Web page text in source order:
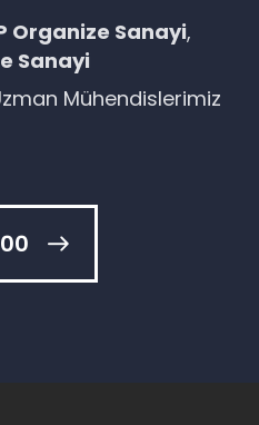
Organize Sanayi,
Sanayi
Mühendislerimiz